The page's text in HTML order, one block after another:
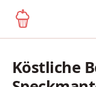
Köstliche